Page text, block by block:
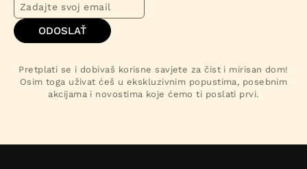
ODOSLAŤ
Pretplati se i dobivaš korisne savjete za čist i mirisan dom!
Osim toga uživat ćeš u ekskluzivnim popustima, posebnim
akcijama i novostima koje ćemo ti poslati prvi.